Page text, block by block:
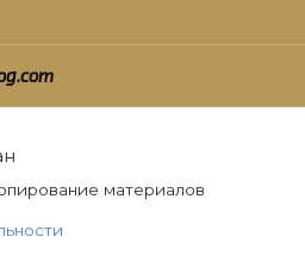
материалов